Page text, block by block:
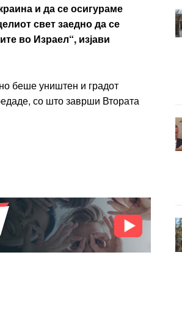
и да се осигураме
свет заедно да се
во Израел“, изјави
беше уништен и градот
со што заврши Втората